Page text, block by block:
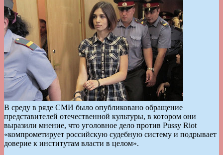
В среду в ряде СМИ было опубликовано обращение
представителей отечественной культуры, в котором они
выразили мнение, что уголовное дело против Pussy Riot
«компрометирует российскую судебную систему и подрывает
доверие к институтам власти в целом».